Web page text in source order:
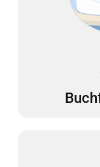
übersichtlich
Buchführung
auf einen Blick,